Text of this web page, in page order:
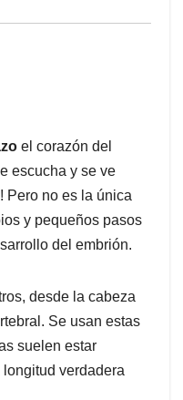
el corazón del
escucha y se ve
Pero no es la única
y pequeños pasos
del embrión.
desde la cabeza
Se usan estas
suelen estar
verdadera